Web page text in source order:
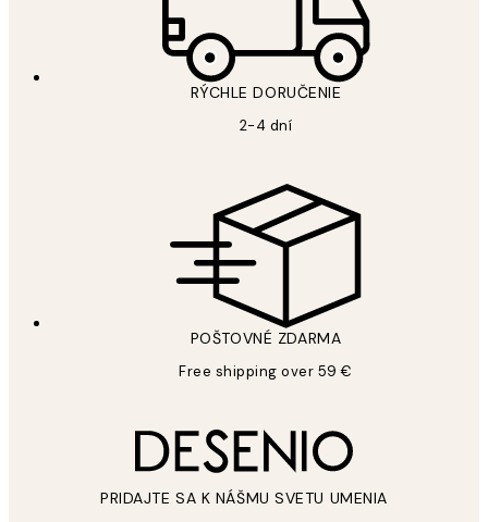
RÝCHLE DORUČENIE
2-4 dní
POŠTOVNÉ ZDARMA
Free shipping over 59 €
PRIDAJTE SA K NÁŠMU SVETU UMENIA